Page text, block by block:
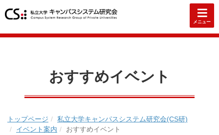
メニュー
おすすめイベント
トップページ
私立大学キャンパスシステム研究会(CS研)
イベント案内
おすすめイベント